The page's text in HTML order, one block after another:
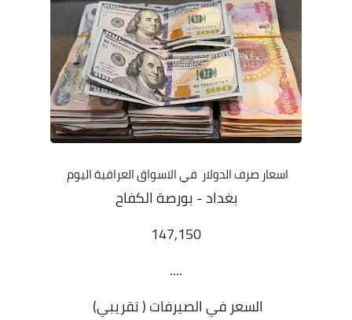
اسعار صرف الدولار في الاسواق العراقية اليوم
بغداد - بورصة الكفاح
147,150
....
السعر في الصيرفات ( تقريبي)